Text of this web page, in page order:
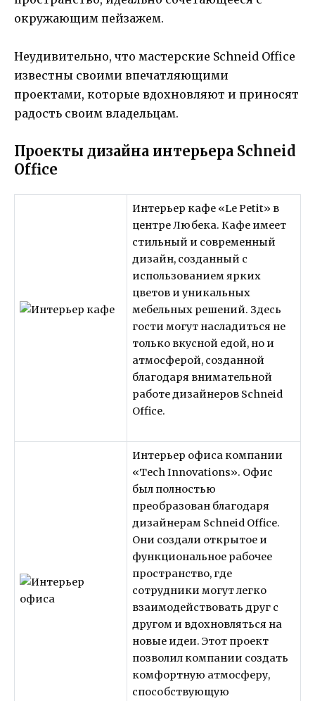
окружающим пейзажем.
Неудивительно, что мастерские Schneid Office
известны своими впечатляющими
проектами, которые вдохновляют и приносят
радость своим владельцам.
Проекты дизайна интерьера Schneid
Office
Интерьер кафе «Le Petit» в
центре Любека. Кафе имеет
стильный и современный
дизайн, созданный с
использованием ярких
цветов и уникальных
мебельных решений. Здесь
гости могут насладиться не
только вкусной едой, но и
атмосферой, созданной
благодаря внимательной
работе дизайнеров Schneid
Office.
Интерьер офиса компании
«Tech Innovations». Офис
был полностью
преобразован благодаря
дизайнерам Schneid Office.
Они создали открытое и
функциональное рабочее
пространство, где
сотрудники могут легко
взаимодействовать друг с
другом и вдохновляться на
новые идеи. Этот проект
позволил компании создать
комфортную атмосферу,
способствующую